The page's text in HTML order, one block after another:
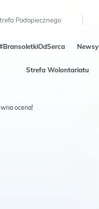
Podopiecznego
Newsy
Strefa Wolontariatu
ocena!